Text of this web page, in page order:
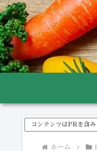
コンテンツはPRを含み
ホーム